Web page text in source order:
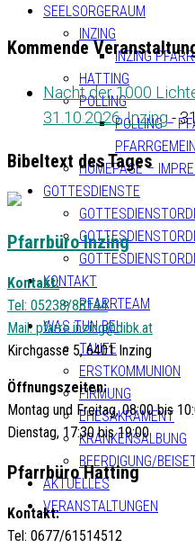
SEELSORGERAUM
INZING
INZING
HATTING
POLLING
POLLING –
HOMEPAGE –
GOTTESDIENSTE
KONTAKT
PFARRTEAM
WAS TUN BEI
TAUFE
ERSTKOMMUNION
FIRMUNG
EHESAKRAMENT
KRANKENSALBUNG
BEERDIGUNG/
AKTUELLES
VERANSTALTUNGEN
Kommende
Nacht der 1000
31.10.2026, Inzing -
Bibeltext des Tages
Pfarrbüro Inzing
Kontakt:
Tel: 05238/88144
Mail: pfarre.inzing@dibk.at
Kirchgasse 5, 6401 Inzing
Öffnungszeiten:
Montag und Freitag, 08:00 bis
Dienstag, 17:30 bis 19:00
Pfarrbüro Hatting
Kontakt:
Tel: 0677/61514512